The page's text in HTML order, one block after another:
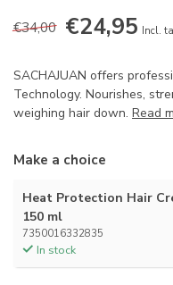
€34,00 €24,95 Incl.
SACHAJUAN offers
Technology. Nourishes,
weighing hair down. Read
Make a choice
Heat Protection Hair
150 ml
7350016332835
In stock